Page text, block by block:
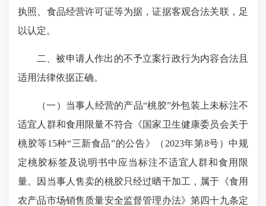
执照、食品经营许可证等为据，证据客观合法关联，足
以认定。
二、被申请人作出的不予立案行政行为内容合法且
适用法律依据正确。
（一）当事人经营的产品“桃胶”外包装上未标注不
适宜人群和食用限量不符合《国家卫生健康委员会关于
桃胶等15种“三新食品”的公告》（2023年第8号）中规
定桃胶标签及说明书中应当标注不适宜人群和食用限
量。因当事人售卖的桃胶只经过晒干加工，属于《食用
农产品市场销售质量安全监督管理办法》第四十九条定